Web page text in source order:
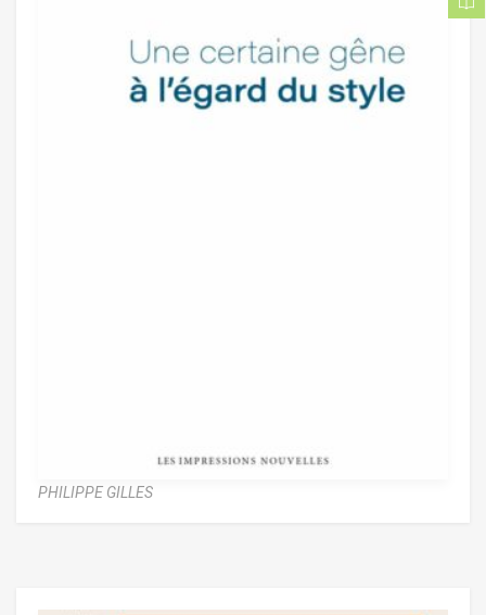
PHILIPPE GILLES